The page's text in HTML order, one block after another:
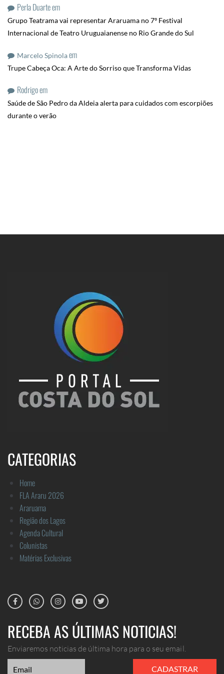
Perla Duarteem
Grupo Teatrama vai representar Araruama no 7º Festival
Internacional de Teatro Uruguaianense no Rio Grande do Sul
Marcelo Spinolaem
Trupe Cabeça Oca: A Arte do Sorriso que Transforma Vidas
Rodrigoem
Saúde de São Pedro da Aldeia alerta para cuidados com escorpiões
durante o verão
CATEGORIAS
Home
FLA Araru 2026
Araruama
Região dos Lagos
Agenda Cultural
Colunistas
Matérias Exclusivas
RECEBA AS ÚLTIMAS NOTICIAS!
Enviaremos noticias de última hora para o seu email.
CADASTRAR